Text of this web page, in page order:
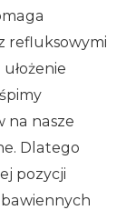
refluksowymi
na nasze
Dlatego
pozycji